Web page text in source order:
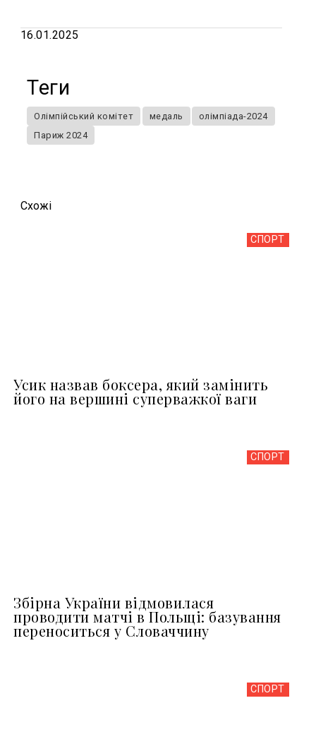
16.01.2025
Теги
Олімпійський комітет медаль
олімпіада-2024
Париж 2024
Схожi
СПОРТ
Усик назвав боксера, який замінить
його на вершині суперважкої ваги
СПОРТ
Збірна України відмовилася
проводити матчі в Польщі: базування
переноситься у Словаччину
СПОРТ